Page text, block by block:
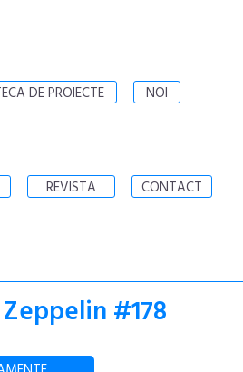
DE PROIECTE NOI
REVISTA CONTACT
#178